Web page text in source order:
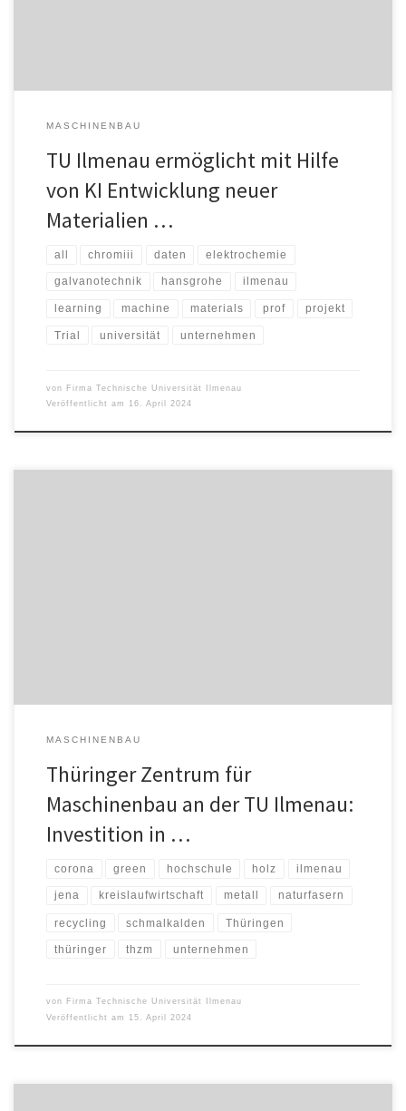
MASCHINENBAU
TU Ilmenau ermöglicht mit Hilfe
von KI Entwicklung neuer
Materialien …
all chromiii daten elektrochemie
galvanotechnik hansgrohe ilmenau
learning machine materials prof projekt
Trial universität unternehmen
von Firma Technische Universität Ilmenau
Veröffentlicht am
16. April 2024
MASCHINENBAU
Thüringer Zentrum für
Maschinenbau an der TU Ilmenau:
Investition in …
corona green hochschule holz ilmenau
jena kreislaufwirtschaft metall naturfasern
recycling schmalkalden Thüringen
thüringer thzm unternehmen
von Firma Technische Universität Ilmenau
Veröffentlicht am
15. April 2024